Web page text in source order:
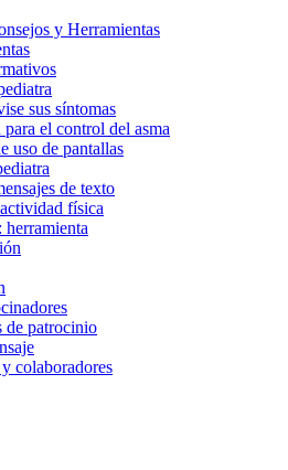
y Herramientas
sus síntomas
el control del asma
uso de pantallas
de texto
física
herramienta
de patrocinio
colaboradores